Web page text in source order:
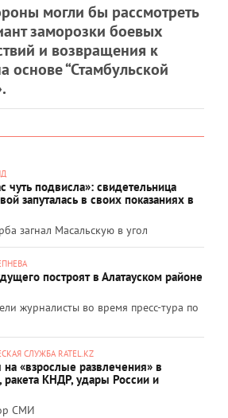
могли бы рассмотреть
заморозки боевых
и возвращения к
основе “Стамбульской
чуть подвисла»: свидетельница
запуталась в своих показаниях в
загнал Масальскую в угол
построят в Алатауском районе
журналисты во время пресс-тура по
СЛУЖБА RATEL.KZ
«взрослые развлечения» в
ракета КНДР, удары России и
СМИ